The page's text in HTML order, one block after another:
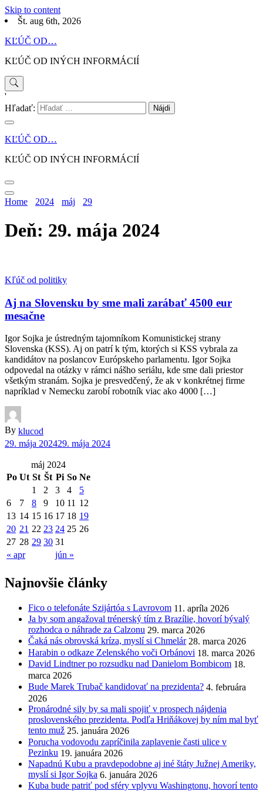
Skip to content
Št. aug 6th, 2026
KĽÚČ OD…
KĽÚČ OD INÝCH INFORMÁCIÍ
'
Hľadať:
KĽÚČ OD…
KĽÚČ OD INÝCH INFORMÁCIÍ
Home 2024 máj 29
Deň: 29. mája 2024
Kľúč od politiky
Aj na Slovensku by sme mali zarábať 4500 eur
mesačne
Igor Sojka je ústredným tajomníkom Komunistickej strany
Slovenska (KSS). Aj on patrí k tým, ktorých si KSS vybrala za
kandidátov na poslancov Európskeho parlamentu. Igor Sojka
odpovedal na otázky v rámci nášho seriálu, kde sme dali priestor
všetkým stranám. Sojka je presvedčený, že ak v konkrétnej firme
napríklad v Nemecku zarobí robotník viac ako 4000 […]
By klucod
29. mája 202429. mája 2024
máj 2024
Po Ut St Št Pi So Ne
« apr jún »
1 2 3 4
5
6
7 8 9 10 11 12
13 14 15 16 17 18 19
20 21 22 23 24 25 26
27 28 29 30 31
Najnovšie články
Fico o telefonáte Szijártóa s Lavrovom 11. apríla 2026
Ja by som angažoval trénerský tím z Brazílie, hovorí bývalý
rozhodca o náhrade za Calzonu 29. marca 2026
Čaká nás obrovská kríza, myslí si Chmelár 28. marca 2026
Harabin o odkaze Zelenského voči Orbánovi 18. marca 2026
David Lindtner po rozsudku nad Danielom Bombicom 18.
marca 2026
Bude Marek Trubač kandidovať na prezidenta? 4. februára
2026
Pronárodné sily by sa mali spojiť v prospech nájdenia
proslovenského prezidenta. Podľa Hriňákovej by ním mal byť
tento muž 25. januára 2026
Porucha vodovodu zapríčinila zaplavenie časti ulice v
Pezinku 19. januára 2026
Napadnú Kubu a pravdepodobne aj iné štáty Južnej Ameriky,
myslí si Igor Sojka 6. januára 2026
Kuba bude patriť pod sféry vplyvu Washingtonu, hovorí tento